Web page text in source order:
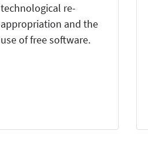
technological re-
appropriation and the
use of free software.